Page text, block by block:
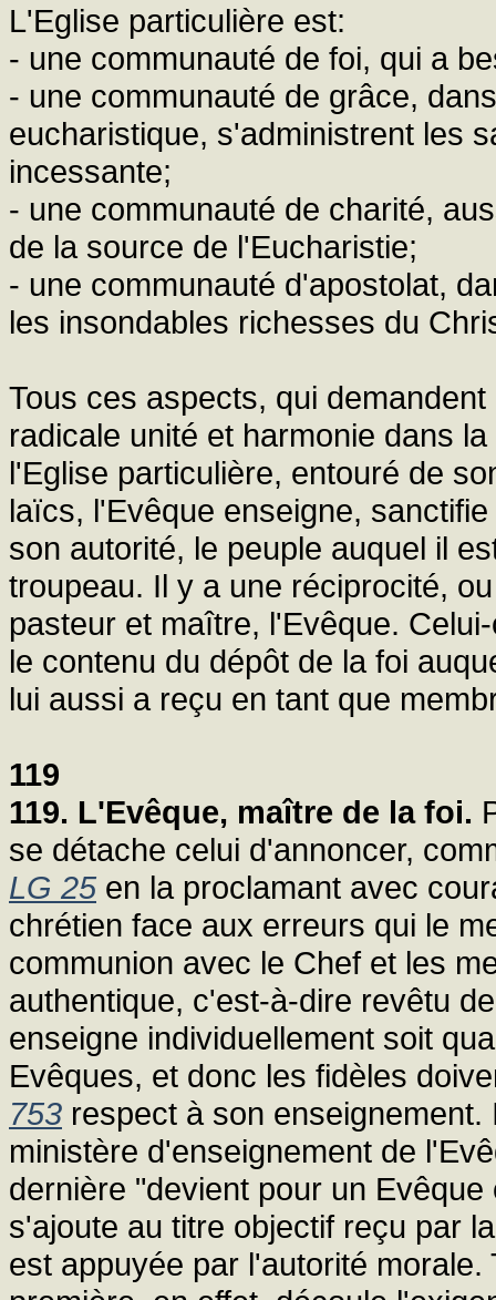
L'Eglise particulière est:
- une communauté de foi, qui a
- une communauté de grâce,
eucharistique, s'administrent les
incessante;
- une communauté de charité,
de la source de l'Eucharistie;
- une communauté d'apostolat,
les insondables richesses du
Tous ces aspects, qui
radicale unité et harmonie dans
l'Eglise particulière, entouré de
laïcs, l'Evêque enseigne,
son autorité, le peuple auquel il
troupeau. Il y a une réciprocité,
pasteur et maître, l'Evêque.
le contenu du dépôt de la foi
lui aussi a reçu en tant que
119
119. L'Evêque, maître de la foi.
se détache celui d'annoncer,
LG 25 en la proclamant avec
chrétien face aux erreurs qui le
communion avec le Chef et les
authentique, c'est-à-dire revêtu
enseigne individuellement soit
Evêques, et donc les fidèles
753 respect à son
ministère d'enseignement de
dernière "devient pour un
s'ajoute au titre objectif reçu par
est appuyée par l'autorité